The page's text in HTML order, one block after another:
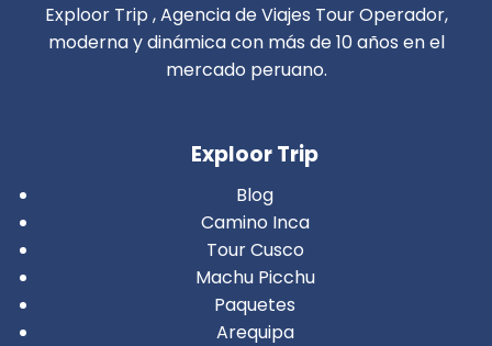
Exploor Trip , Agencia de Viajes Tour Operador,
moderna y dinámica con más de 10 años en el
mercado peruano.
Exploor Trip
Blog
Camino Inca
Tour Cusco
Machu Picchu
Paquetes
Arequipa